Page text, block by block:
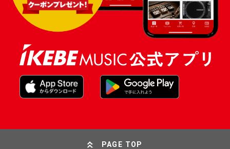
PAGE TOP